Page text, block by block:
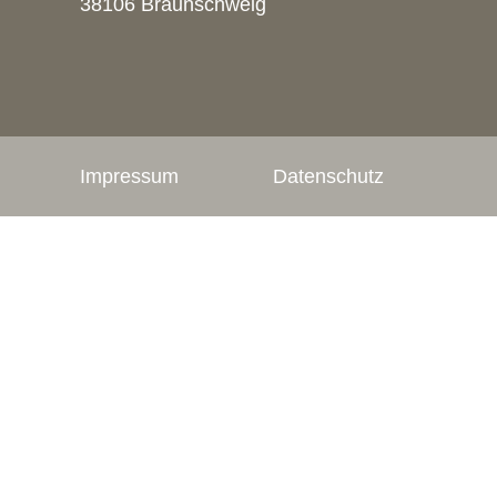
38106 Braunschweig
Impressum Datenschutz